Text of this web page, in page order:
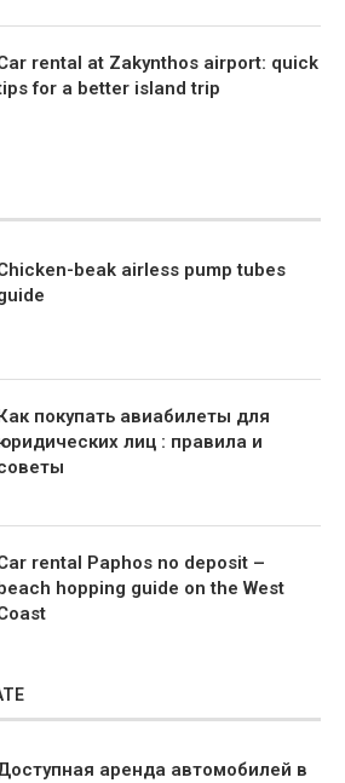
rental at Zakynthos airport: quick
for a better island trip
beak airless pump tubes
Как покупать авиабилеты для
лиц : правила и
rental Paphos no deposit –
beach hopping guide on the West
аренда автомобилей в